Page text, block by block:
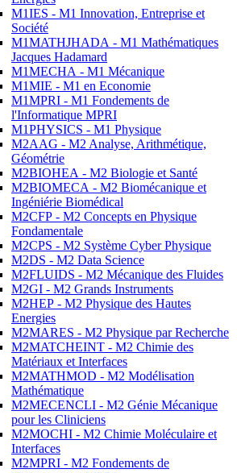
M1IES - M1 Innovation, Entreprise et
Société
M1MATHJHADA - M1 Mathématiques
Jacques Hadamard
M1MECHA - M1 Mécanique
M1MIE - M1 en Economie
M1MPRI - M1 Fondements de
l'Informatique MPRI
M1PHYSICS - M1 Physique
M2AAG - M2 Analyse, Arithmétique,
Géométrie
M2BIOHEA - M2 Biologie et Santé
M2BIOMECA - M2 Biomécanique et
Ingéniérie Biomédical
M2CFP - M2 Concepts en Physique
Fondamentale
M2CPS - M2 Système Cyber Physique
M2DS - M2 Data Science
M2FLUIDS - M2 Mécanique des Fluides
M2GI - M2 Grands Instruments
M2HEP - M2 Physique des Hautes
Energies
M2MARES - M2 Physique par Recherche
M2MATCHEINT - M2 Chimie des
Matériaux et Interfaces
M2MATHMOD - M2 Modélisation
Mathématique
M2MECENCLI - M2 Génie Mécanique
pour les Cliniciens
M2MOCHI - M2 Chimie Moléculaire et
Interfaces
M2MPRI - M2 Fondements de